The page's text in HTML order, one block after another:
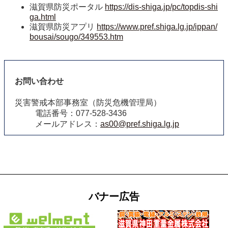
滋賀県防災ポータル https://dis-shiga.jp/pc/topdis-shi
ga.html
滋賀県防災アプリ https://www.pref.shiga.lg.jp/ippan/
bousai/sougo/349553.htm
お問い合わせ
災害警戒本部事務室（防災危機管理局）
電話番号：077‐528-3436
メールアドレス： as00@pref.shiga.lg.jp
バナー広告